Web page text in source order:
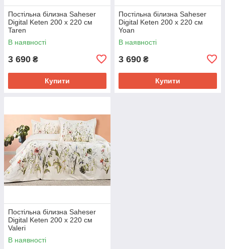
Постільна білизна Saheser
Digital Keten 200 х 220 см
Taren
В наявності
3 690 ₴
Купити
Постільна білизна Saheser
Digital Keten 200 х 220 см
Yoan
В наявності
3 690 ₴
Купити
Постільна білизна Saheser
Digital Keten 200 х 220 см
Valeri
В наявності